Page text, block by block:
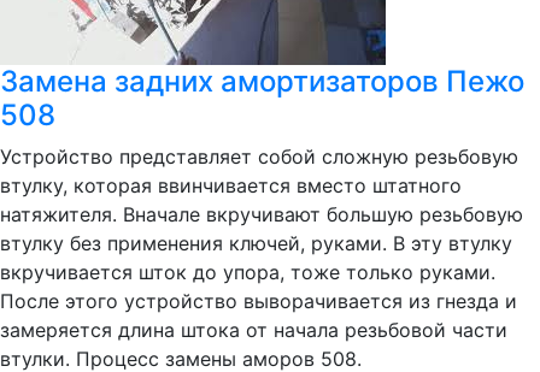
Замена задних амортизаторов Пежо
508
Устройство представляет собой сложную резьбовую
втулку, которая ввинчивается вместо штатного
натяжителя. Вначале вкручивают большую резьбовую
втулку без применения ключей, руками. В эту втулку
вкручивается шток до упора, тоже только руками.
После этого устройство выворачивается из гнезда и
замеряется длина штока от начала резьбовой части
втулки. Процесс замены аморов 508.